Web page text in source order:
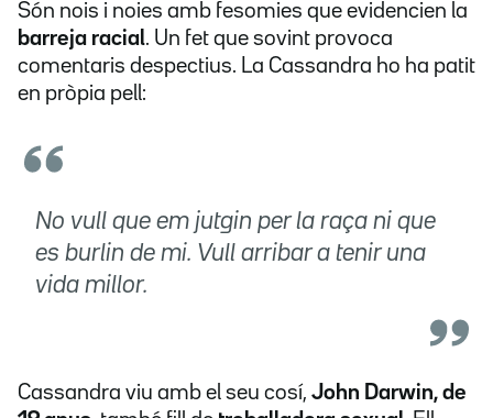
Són nois i noies amb fesomies que evidencien la
barreja racial. Un fet que sovint provoca
comentaris despectius. La Cassandra ho ha patit
en pròpia pell:
No vull que em jutgin per la raça ni que
es burlin de mi. Vull arribar a tenir una
vida millor.
Cassandra viu amb el seu cosí, John Darwin, de